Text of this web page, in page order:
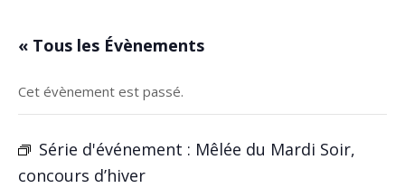
« Tous les Évènements
Cet évènement est passé.
Série d'événement : Mêlée du Mardi Soir,
concours d’hiver